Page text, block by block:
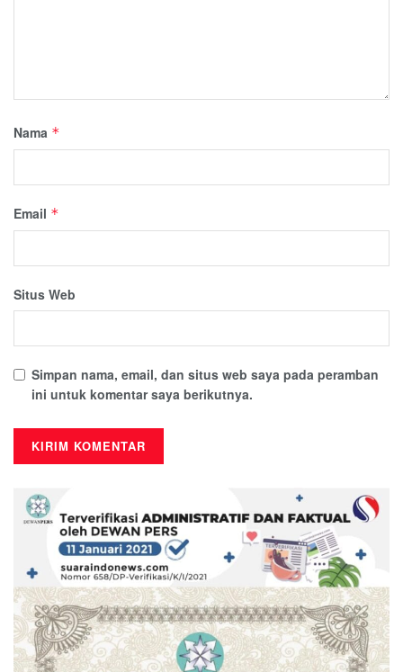
Nama *
Email *
Situs Web
Simpan nama, email, dan situs web saya pada peramban
ini untuk komentar saya berikutnya.